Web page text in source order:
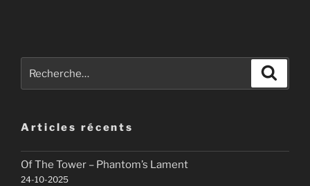
pour
Articles récents
Of The Tower – Phantom’s Lament
24-10-2025